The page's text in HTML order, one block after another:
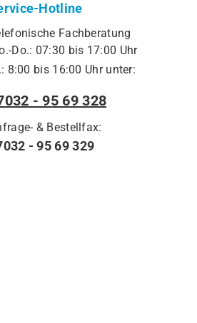
Hotline
Fachberatung
Do.: 07:30 bis 17:00 Uhr
8:00 bis 16:00 Uhr unter:
- 95 69 328
& Bestellfax:
- 95 69 329